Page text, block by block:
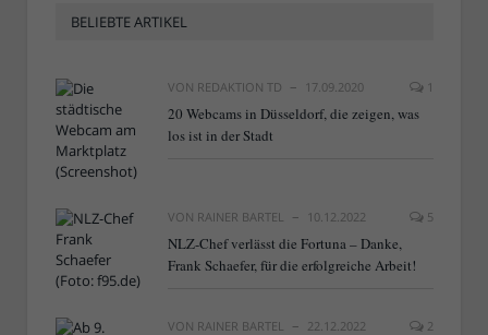
BELIEBTE ARTIKEL
VON REDAKTION TD 17.09.2020 1
20 Webcams in Düsseldorf, die zeigen, was
los ist in der Stadt
VON RAINER BARTEL 10.12.2022 5
NLZ-Chef verlässt die Fortuna – Danke,
Frank Schaefer, für die erfolgreiche Arbeit!
VON RAINER BARTEL 22.12.2022 2